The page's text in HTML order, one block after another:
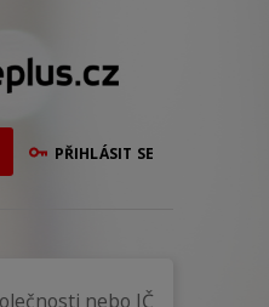
PŘIHLÁSIT SE